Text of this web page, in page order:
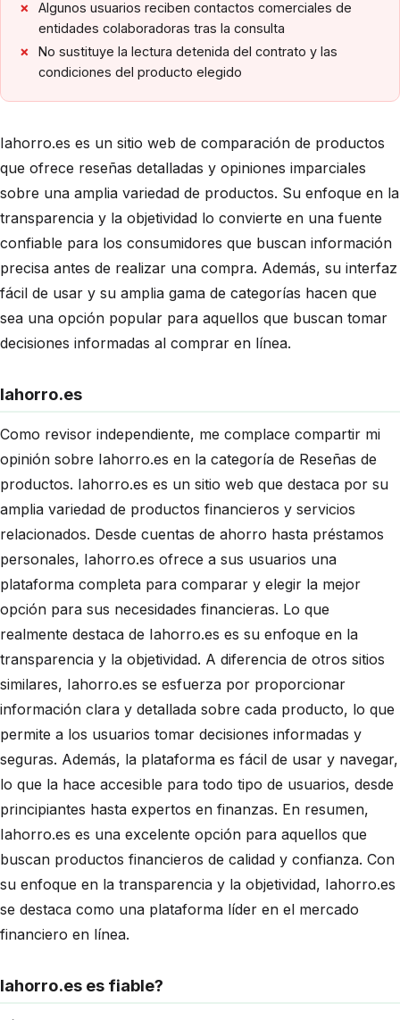
Algunos usuarios reciben contactos comerciales de
entidades colaboradoras tras la consulta
No sustituye la lectura detenida del contrato y las
condiciones del producto elegido
Iahorro.es es un sitio web de comparación de productos
que ofrece reseñas detalladas y opiniones imparciales
sobre una amplia variedad de productos. Su enfoque en la
transparencia y la objetividad lo convierte en una fuente
confiable para los consumidores que buscan información
precisa antes de realizar una compra. Además, su interfaz
fácil de usar y su amplia gama de categorías hacen que
sea una opción popular para aquellos que buscan tomar
decisiones informadas al comprar en línea.
Iahorro.es
Como revisor independiente, me complace compartir mi
opinión sobre Iahorro.es en la categoría de Reseñas de
productos. Iahorro.es es un sitio web que destaca por su
amplia variedad de productos financieros y servicios
relacionados. Desde cuentas de ahorro hasta préstamos
personales, Iahorro.es ofrece a sus usuarios una
plataforma completa para comparar y elegir la mejor
opción para sus necesidades financieras. Lo que
realmente destaca de Iahorro.es es su enfoque en la
transparencia y la objetividad. A diferencia de otros sitios
similares, Iahorro.es se esfuerza por proporcionar
información clara y detallada sobre cada producto, lo que
permite a los usuarios tomar decisiones informadas y
seguras. Además, la plataforma es fácil de usar y navegar,
lo que la hace accesible para todo tipo de usuarios, desde
principiantes hasta expertos en finanzas. En resumen,
Iahorro.es es una excelente opción para aquellos que
buscan productos financieros de calidad y confianza. Con
su enfoque en la transparencia y la objetividad, Iahorro.es
se destaca como una plataforma líder en el mercado
financiero en línea.
Iahorro.es es fiable?